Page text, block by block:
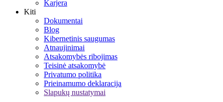
Karjera
Kiti
Dokumentai
Blog
Kibernetinis saugumas
Atnaujinimai
Atsakomybės ribojimas
Teisinė atsakomybė
Privatumo politika
Prieinamumo deklaracija
Slapukų nustatymai